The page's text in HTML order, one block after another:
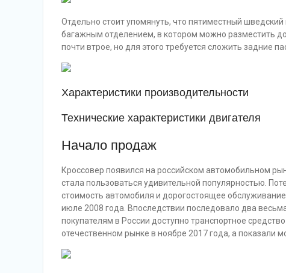
Отдельно стоит упомянуть, что пятиместный
багажным отделением, в котором можно разместить
почти втрое, но для этого требуется сложить задние
Характеристики производительности
Технические характеристики двигателя
Начало продаж
Кроссовер появился на российском автомобильном
стала пользоваться удивительной популярностью.
стоимость автомобиля и дорогостоящее
июле 2008 года. Впоследствии последовало два
покупателям в России доступно транспортное
отечественном рынке в ноябре 2017 года, а показали